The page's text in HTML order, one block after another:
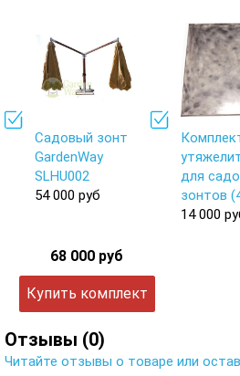
Садовый зонт
GardenWay
SLHU002
54 000 руб
для
зонтов
14 000
68 000 руб
Купить комплект
Отзывы (0)
Читайте отзывы о товаре или